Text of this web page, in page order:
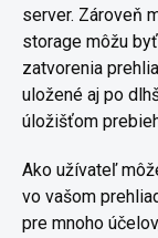
server. Zároveň
storage môžu
zatvorenia
uložené aj po
úložišťom
Ako užívateľ
vo vašom
pre mnoho